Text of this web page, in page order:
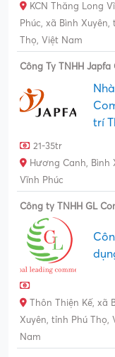
KCN Thăng Long
Phúc, xã Bình Xuyên,
Thọ, Việt Nam
Công Ty TNHH
trí
21-35tr
Hương Canh, Bình
Vĩnh Phúc
Công ty TNHH GL
Thôn Thiện Kế, xã
Xuyên, tỉnh Phú Thọ,
Nam